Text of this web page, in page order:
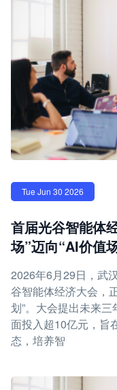
Tue Jun 30 2026
首届光谷智能体
场”迈向“AI价值
2026年6月29日，武
谷智能体经济大会，
划”。大会提出未来
面投入超10亿元，旨
态，培养智